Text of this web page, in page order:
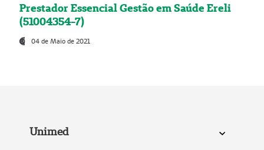
Prestador Essencial Gestão em Saúde Ereli
(51004354-7)
04 de Maio de 2021
Unimed